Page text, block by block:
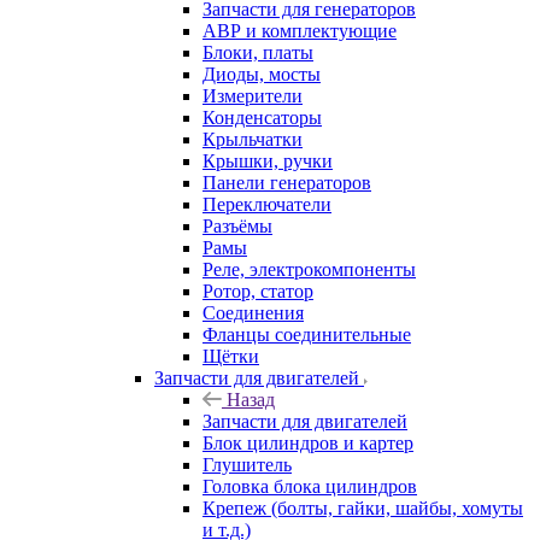
Запчасти для генераторов
АВР и комплектующие
Блоки, платы
Диоды, мосты
Измерители
Конденсаторы
Крыльчатки
Крышки, ручки
Панели генераторов
Переключатели
Разъёмы
Рамы
Реле, электрокомпоненты
Ротор, статор
Соединения
Фланцы соединительные
Щётки
Запчасти для двигателей
Назад
Запчасти для двигателей
Блок цилиндров и картер
Глушитель
Головка блока цилиндров
Крепеж (болты, гайки, шайбы, хомуты
и т.д.)